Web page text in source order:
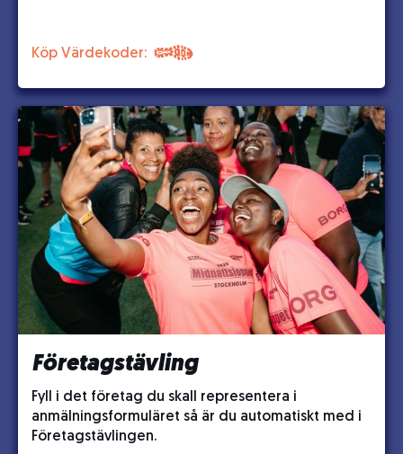
Köp Värdekoder:
Företagstävling
Fyll i det företag du skall representera i
anmälningsformuläret så är du automatiskt med i
Företagstävlingen.